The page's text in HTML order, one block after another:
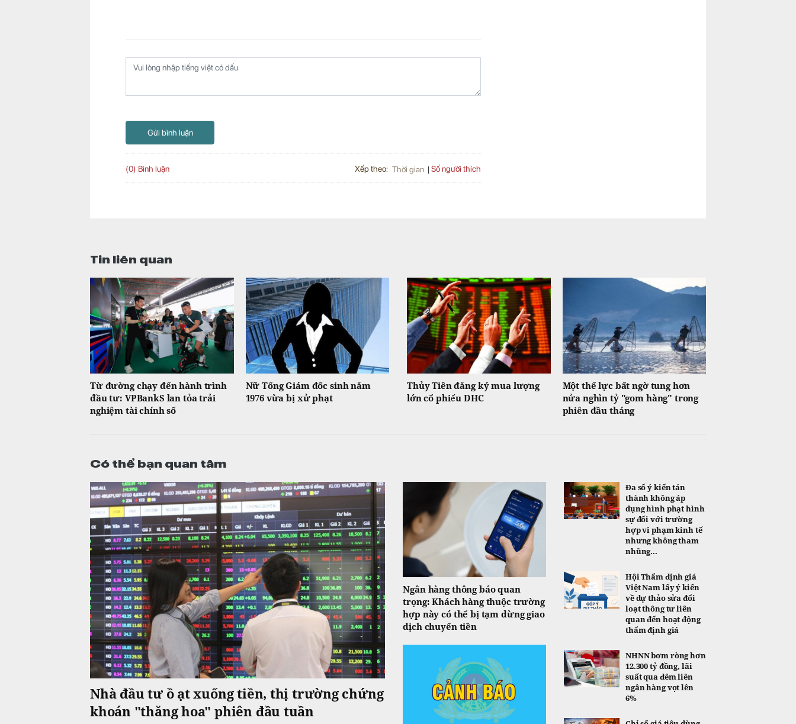
Gửi bình luận
(0) Bình luận Xếp theo: Thời gian Số người thích
Tin liên quan
Từ đường chạy đến hành trình
đầu tư: VPBankS lan tỏa trải
nghiệm tài chính số
Nữ Tổng Giám đốc sinh năm
1976 vừa bị xử phạt
Thủy Tiên đăng ký mua lượng
lớn cổ phiếu DHC
Một thế lực bất ngờ tung hơn
nửa nghìn tỷ "gom hàng" trong
phiên đầu tháng
Có thể bạn quan tâm
Nhà đầu tư ồ ạt xuống tiền, thị trường chứng
khoán "thăng hoa" phiên đầu tuần
Ngân hàng thông báo quan
trọng: Khách hàng thuộc trường
hợp này có thể bị tạm dừng giao
dịch chuyển tiền
Đa số ý kiến tán
thành không áp
dụng hình phạt hình
sự đối với trường
hợp vi phạm kinh tế
nhưng không tham
nhũng...
Hội Thẩm định giá
Việt Nam lấy ý kiến
về dự thảo sửa đổi
loạt thông tư liên
quan đến hoạt động
thẩm định giá
NHNN bơm ròng hơn
12.300 tỷ đồng, lãi
suất qua đêm liên
ngân hàng vọt lên
6%